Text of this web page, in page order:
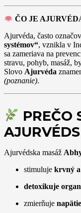
ČO JE
Ajurvéda, často
systémov“, vznikla v
sa zameriava na
stravu, pohyb, masáž,
Slovo Ajurvéda
(poznanie).
PREČO
Ajurvédska masáž
stimuluje krvný
detoxikuje
zmierňuje